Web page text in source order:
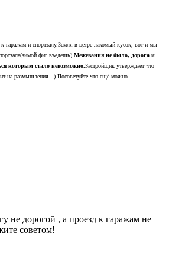
гаражам и спортзалу.Земля в цетре-лакомый кусок, вот и мы
фиг въедешь). Межевания не было, дорога и
которым стало невозможно.Застройщик утверждает что
на размышления...).Посоветуйте что ещё можно
не дорогой , а проезд к гаражам не
советом!